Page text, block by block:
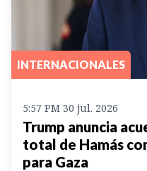
INTERNACIONALES
5:57 PM 30 jul. 2026
Trump anuncia
total de Hamás
para Gaza